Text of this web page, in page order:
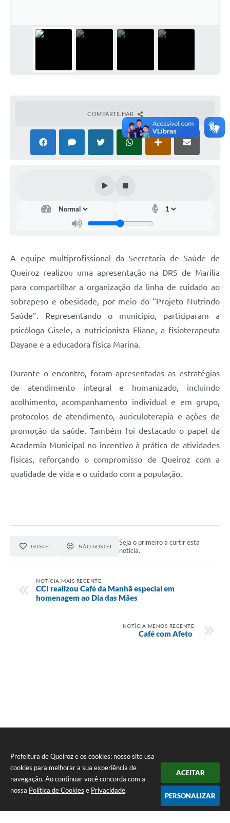
Prefeitura de Queiroz e os cookies: nosso site usa
cookies para melhorar a sua experiência de
navegação. Ao continuar você concorda com a
nossa Política de Cookies e Privacidade.
ACEITAR
PERSONALIZAR
COMPARTILHAR
A equipe multiprofissional da Secretaria de Saúde de
Queiroz realizou uma apresentação na DRS de Marília
para compartilhar a organização da linha de cuidado ao
sobrepeso e obesidade, por meio do “Projeto Nutrindo
Saúde”. Representando o município, participaram a
psicóloga Gisele, a nutricionista Eliane, a fisioterapeuta
Dayane e a educadora física Marina.
Durante o encontro, foram apresentadas as estratégias
de atendimento integral e humanizado, incluindo
acolhimento, acompanhamento individual e em grupo,
protocolos de atendimento, auriculoterapia e ações de
promoção da saúde. Também foi destacado o papel da
Academia Municipal no incentivo à prática de atividades
físicas, reforçando o compromisso de Queiroz com a
qualidade de vida e o cuidado com a população.
GOSTEI NÃO GOSTEI
Seja o primeiro a curtir esta
notícia.
NOTÍCIA MAIS RECENTE
​CCI realizou Café da Manhã especial em
homenagem ao Dia das Mães
NOTÍCIA MENOS RECENTE
Café com Afeto